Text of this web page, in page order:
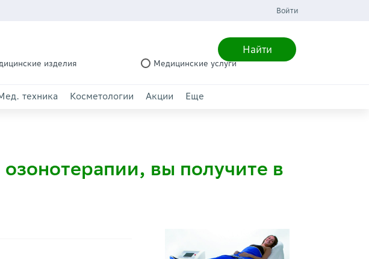
Войти
Найти
изделия Медицинские услуги
техника Косметологии Акции Еще
вы получите в